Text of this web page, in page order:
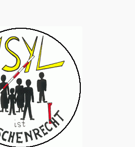
Die
Optionen
können
Produktseite
gewählt
werden